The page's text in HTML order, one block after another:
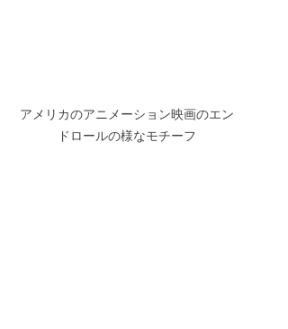
アメリカのアニメーション映画のエン
ドロールの様なモチーフ